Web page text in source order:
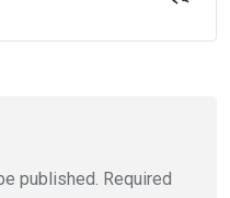
published. Required